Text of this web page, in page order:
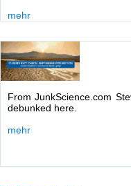
mehr
From JunkScience.com
debunked here.
mehr